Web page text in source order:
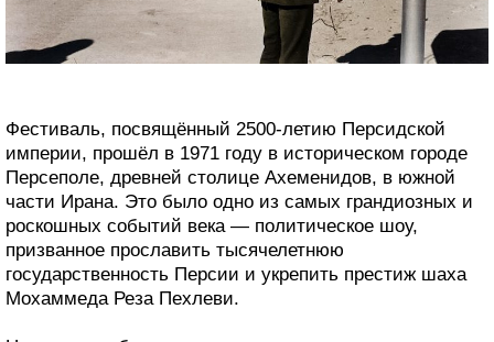
Фестиваль, посвящённый 2500-летию Персидской
империи, прошёл в 1971 году в историческом городе
Персеполе, древней столице Ахеменидов, в южной
части Ирана. Это было одно из самых грандиозных и
роскошных событий века — политическое шоу,
призванное прославить тысячелетнюю
государственность Персии и укрепить престиж шаха
Мохаммеда Реза Пехлеви.